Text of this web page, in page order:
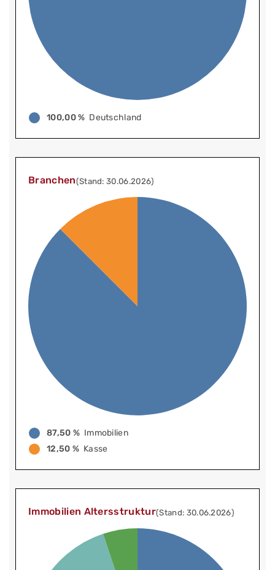
100,00 % Deutschland
Branchen(Stand: 30.06.2026)
87,50 % Immobilien
12,50 % Kasse
Immobilien Altersstruktur(Stand: 30.06.2026)